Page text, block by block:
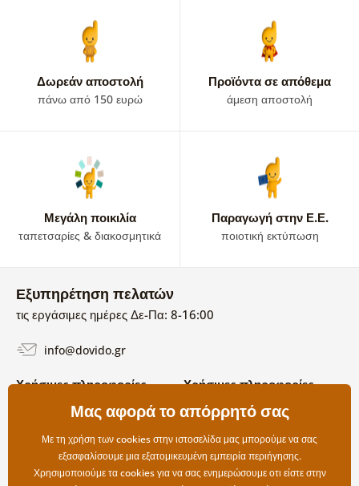
Δωρεάν αποστολή
πάνω από 150 ευρώ
Προϊόντα σε απόθεμα
άμεση αποστολή
Μεγάλη ποικιλία
ταπετσαρίες & διακοσμητικά
Παραγωγή στην Ε.Ε.
ποιοτική εκτύπωση
Εξυπηρέτηση πελατών
τις εργάσιμες ημέρες Δε-Πα: 8-16:00
info@dovido.gr
Χρήσιμες πληροφορίες
Όροι χρήσης και επιστροφών
Επιλογές αποστολής και
πληρωμής
Επιστροφές
Χρήσιμες πληροφορίες
Σχετικά με εμάς
Συχνές Ερωτήσεις
Επικοινωνία
Μας αφορά το απόρρητό σας
Με τη χρήση των cookies στην ιστοσελίδα μας μπορούμε να σας
εξασφαλίσουμε μια εξατομικευμένη εμπειρία περιήγησης.
Χρησιμοποιούμε τα cookies για να σας ενημερώσουμε οτι είστε στην